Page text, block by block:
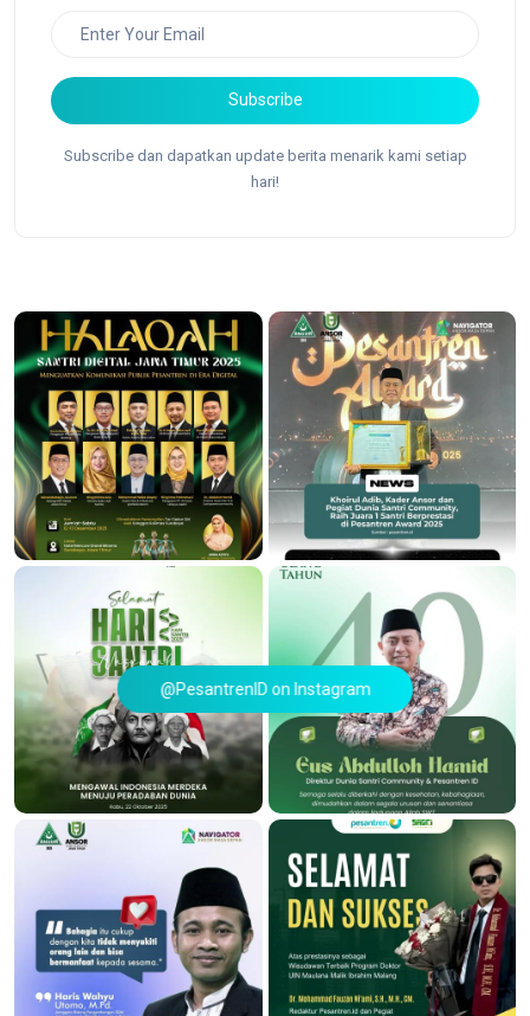
Subscribe
Subscribe dan dapatkan update berita menarik kami setiap
hari!
@PesantrenID on Instagram